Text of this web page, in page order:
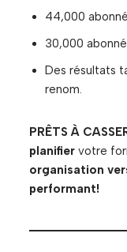
44,000
30,000
Des résultats
renom.
PRÊTS À
planifier votre
organisation
performant!